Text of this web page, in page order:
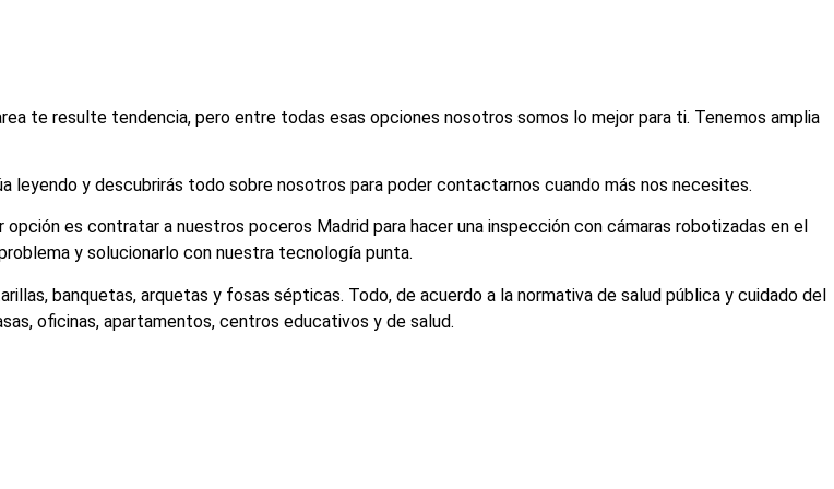
te resulte tendencia, pero entre todas esas opciones nosotros somos lo mejor para ti. Tenemos amplia
leyendo y descubrirás todo sobre nosotros para poder contactarnos cuando más nos necesites.
es contratar a nuestros poceros Madrid para hacer una inspección con cámaras robotizadas en el
y solucionarlo con nuestra tecnología punta.
banquetas, arquetas y fosas sépticas. Todo, de acuerdo a la normativa de salud pública y cuidado del
oficinas, apartamentos, centros educativos y de salud.